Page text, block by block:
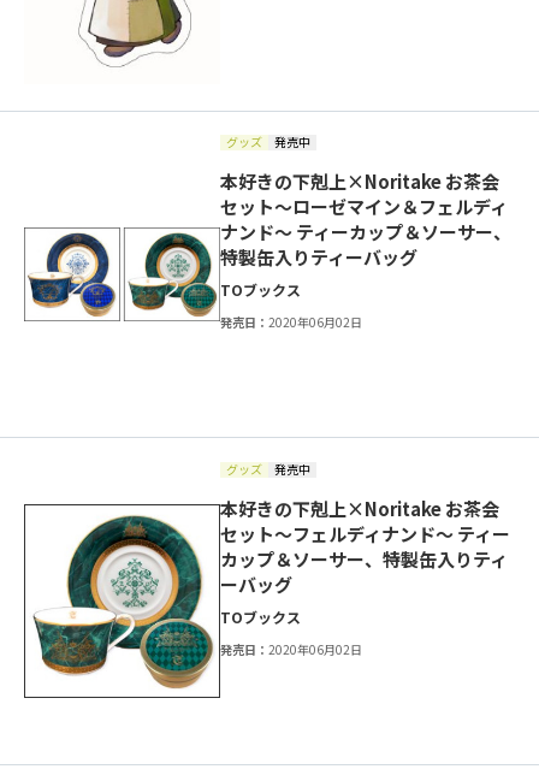
グッズ 発売中
本好きの下剋上×Noritake お茶会
セット～ローゼマイン＆フェルディ
ナンド～ ティーカップ＆ソーサー、
特製缶入りティーバッグ
TOブックス
発売日：2020年06月02日
グッズ 発売中
本好きの下剋上×Noritake お茶会
セット～フェルディナンド～ ティー
カップ＆ソーサー、特製缶入りティ
ーバッグ
TOブックス
発売日：2020年06月02日